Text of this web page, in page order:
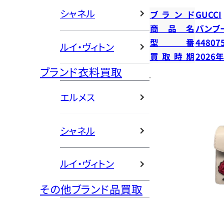
シャネル
ルイ・ヴィトン
ブランド衣料買取
エルメス
シャネル
ルイ・ヴィトン
その他ブランド品買取
ブランドGUCCI
商品名 バン
型番
買取時期2026